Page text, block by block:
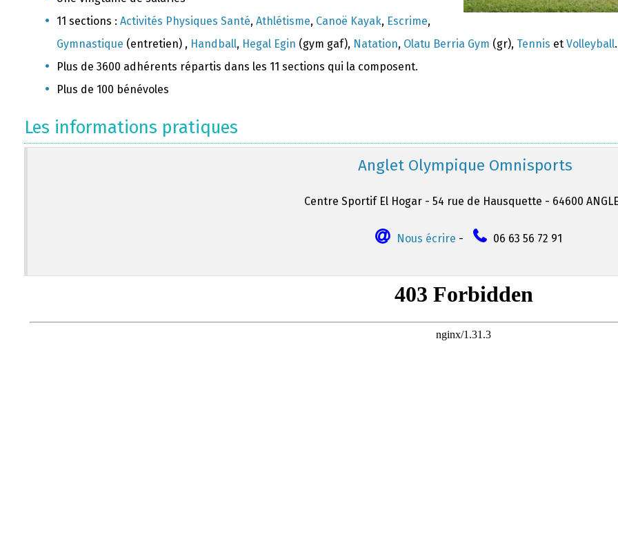
11 sections : Activités Physiques Santé, Athlétisme, Canoë Kayak, Escrime,
Gymnastique (entretien) , Handball, Hegal Egin (gym gaf), Natation, Olatu Berria Gym (gr), Tennis et Volleyball.
Plus de 3600 adhérents répartis dans les 11 sections qui la composent.
Plus de 100 bénévoles
Les informations pratiques
Anglet Olympique Omnisports
Centre Sportif El Hogar - 54 rue de Hausquette - 64600
Nous écrire - 06 63 56 72 91